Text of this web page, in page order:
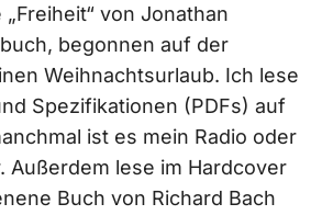
von Jonathan
begonnen auf der
Weihnachtsurlaub. Ich lese
Spezifikationen (PDFs) auf
ist es mein Radio oder
Außerdem lese im Hardcover
Buch von Richard Bach